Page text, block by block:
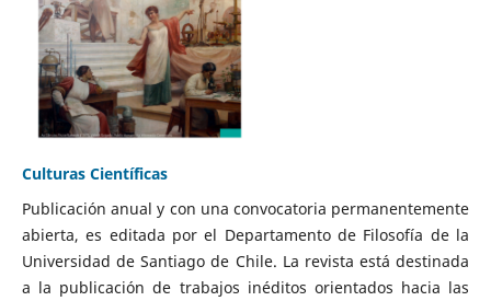
Culturas Científicas
Publicación anual y con una convocatoria permanentemente
abierta, es editada por el Departamento de Filosofía de la
Universidad de Santiago de Chile. La revista está destinada
a la publicación de trabajos inéditos orientados hacia las